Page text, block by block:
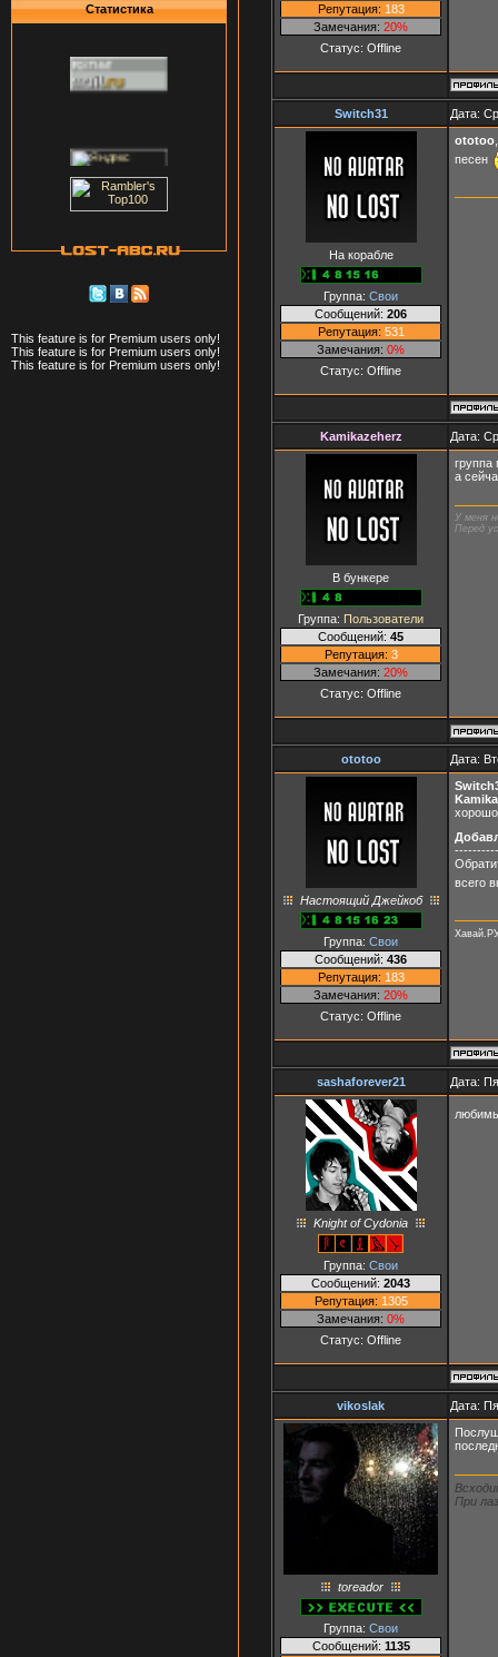
Статистика
This feature is for Premium users only!
This feature is for Premium users only!
This feature is for Premium users only!
Репутация: 183
Замечания: 20%
Статус: Offline
Switch31 Дата:
На корабле
Группа: Свои
Сообщений: 206
Репутация: 531
Замечания: 0%
Статус: Offline
ototoo
песен
Kamikazeherz Дата:
В бункере
Группа: Пользователи
Сообщений: 45
Репутация: 3
Замечания: 20%
Статус: Offline
группа
а
У меня
Перед
ototoo Дата:
Настоящий Джейкоб
Группа: Свои
Сообщений: 436
Репутация: 183
Замечания: 20%
Статус: Offline
всего
sashaforever21 Дата:
Knight of Cydonia
Группа: Свои
Сообщений: 2043
Репутация: 1305
Замечания: 0%
Статус: Offline
vikoslak Дата:
toreador
Группа: Свои
Сообщений: 1135
При